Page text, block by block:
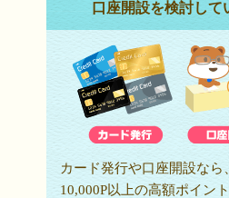
口座開設を検討して
カード発行や口座開設なら
10,000P以上の高額ポイン